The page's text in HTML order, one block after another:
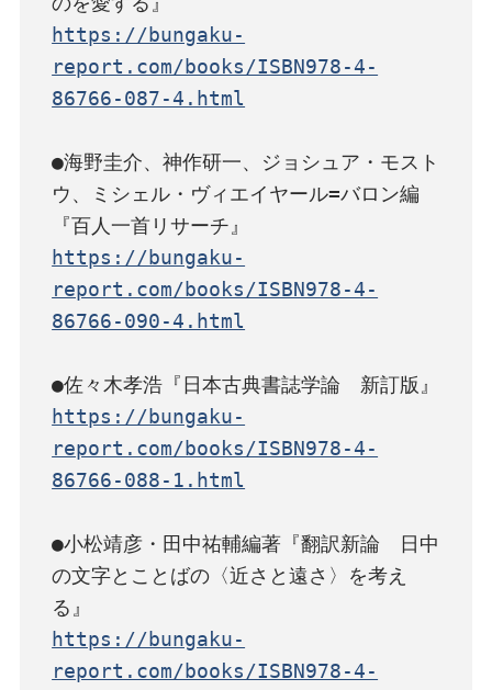
https://bungaku-
report.com/books/ISBN978-4-
86766-087-4.html
●海野圭介、神作研一、ジョシュア・モスト
ウ、ミシェル・ヴィエイヤール=バロン編
https://bungaku-
report.com/books/ISBN978-4-
86766-090-4.html
https://bungaku-
report.com/books/ISBN978-4-
86766-088-1.html
●小松靖彦・田中祐輔編著『翻訳新論　日中
の文字とことばの〈近さと遠さ〉を考え
https://bungaku-
report.com/books/ISBN978-4-